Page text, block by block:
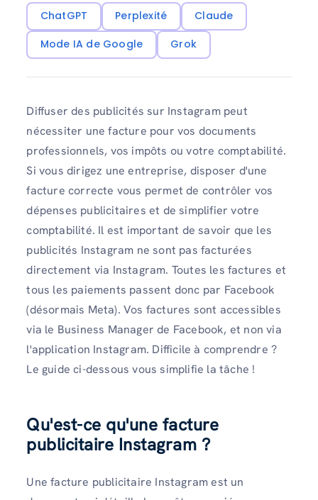
ChatGPT Perplexité
Claude
Mode IA de Google
Grok
Diffuser des publicités sur Instagram peut
nécessiter une facture pour vos documents
professionnels, vos impôts ou votre comptabilité.
Si vous dirigez une entreprise, disposer d'une
facture correcte vous permet de contrôler vos
dépenses publicitaires et de simplifier votre
comptabilité. Il est important de savoir que les
publicités Instagram ne sont pas facturées
directement via Instagram. Toutes les factures et
tous les paiements passent donc par Facebook
(désormais Meta). Vos factures sont accessibles
via le Business Manager de Facebook, et non via
l'application Instagram. Difficile à comprendre ?
Le guide ci-dessous vous simplifie la tâche !
Qu'est-ce qu'une facture
publicitaire Instagram ?
Une facture publicitaire Instagram est un